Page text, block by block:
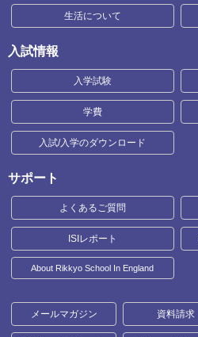
生活について
入試情報
入学試験
学費
入試/入学のダウンロード
サポート
よくあるご質問
ISIレポート
About Rikkyo School In England
メールマガジン 資料請求